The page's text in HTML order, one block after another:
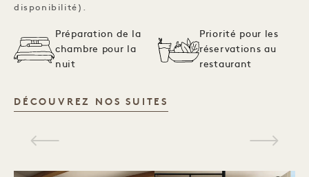
disponibilité).
Préparation de la
chambre pour la
nuit
Priorité pour les
réservations au
restaurant
DÉCOUVREZ NOS SUITES